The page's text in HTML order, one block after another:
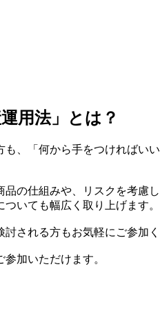
用法」とは？
、「何から手をつければ
の仕組みや、リスクを考
いても幅広く取り上げます。
される方もお気軽にご参
加いただけます。